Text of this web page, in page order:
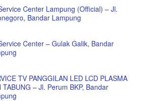
Center Lampung (Official) – Jl.
Bandar Lampung
Center – Gulak Galik, Bandar
TV PANGGILAN LED LCD PLASMA
TABUNG – Jl. Perum BKP, Bandar